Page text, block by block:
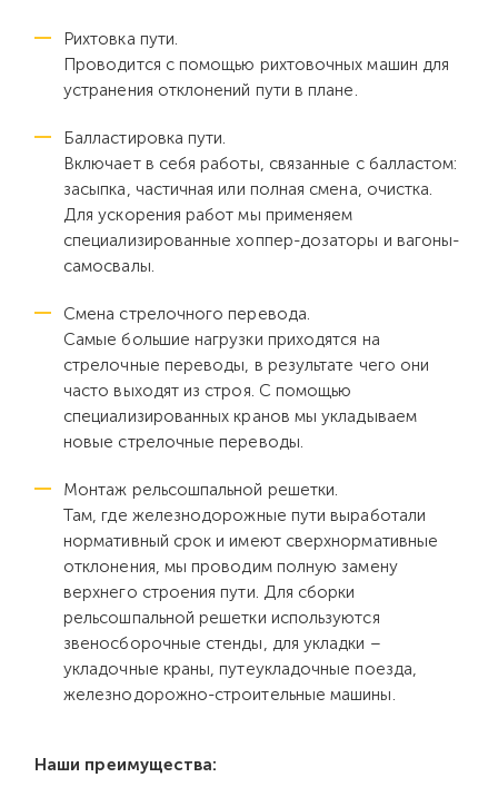
Рихтовка пути.
Проводится с помощью рихтовочных машин для
устранения отклонений пути в плане.
Балластировка пути.
Включает в себя работы, связанные с балластом:
засыпка, частичная или полная смена, очистка.
Для ускорения работ мы применяем
специализированные хоппер-дозаторы и вагоны-
самосвалы.
Смена стрелочного перевода.
Самые большие нагрузки приходятся на
стрелочные переводы, в результате чего они
часто выходят из строя. С помощью
специализированных кранов мы укладываем
новые стрелочные переводы.
Монтаж рельсошпальной решетки.
Там, где железнодорожные пути выработали
нормативный срок и имеют сверхнормативные
отклонения, мы проводим полную замену
верхнего строения пути. Для сборки
рельсошпальной решетки используются
звеносборочные стенды, для укладки –
укладочные краны, путеукладочные поезда,
железнодорожно-строительные машины.
Наши преимущества: